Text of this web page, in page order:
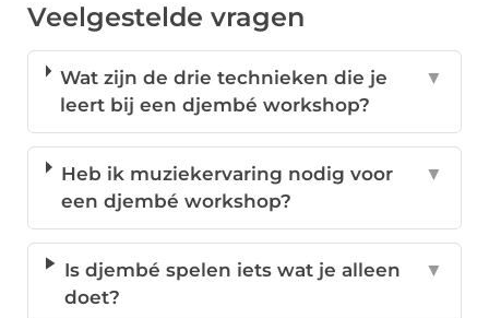
Veelgestelde vragen
Wat zijn de drie technieken die je
leert bij een djembé workshop?
▼
Heb ik muziekervaring nodig voor
een djembé workshop?
▼
Is djembé spelen iets wat je alleen
doet?
▼